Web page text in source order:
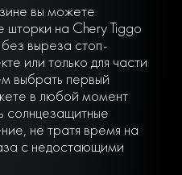
вы можете
шторки на Chery Tiggo
выреза стоп-
или только для части
выбрать первый
в любой момент
солнцезащитные
не тратя время на
с недостающими